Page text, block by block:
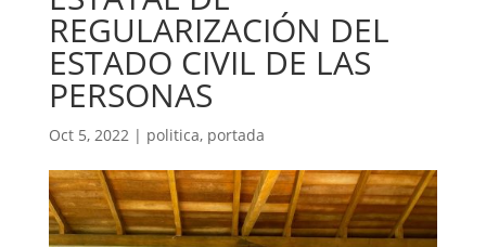
REGULARIZACIÓN DEL
ESTADO CIVIL DE LAS
PERSONAS
Oct 5, 2022| politica, portada